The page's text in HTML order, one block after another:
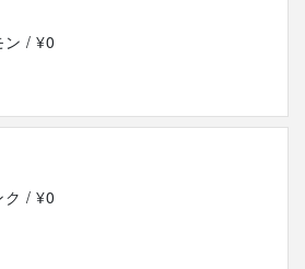
ン / ¥0
ク / ¥0